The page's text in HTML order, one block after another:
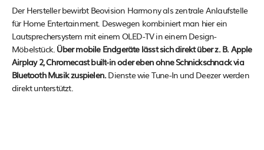
Der Hersteller bewirbt Beovision Harmony als zentrale Anlaufstelle
für Home Entertainment. Deswegen kombiniert man hier ein
Lautsprechersystem mit einem OLED-TV in einem Design-
Möbelstück. Über mobile Endgeräte lässt sich direkt über z. B. Apple
Airplay 2, Chromecast built-in oder eben ohne Schnickschnack via
Bluetooth Musik zuspielen.Dienste wie Tune-In und Deezer werden
direkt unterstützt.